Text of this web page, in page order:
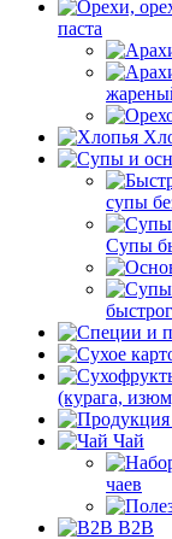
паста
супы
Супы
(курага,
Чай
чаев
B2B